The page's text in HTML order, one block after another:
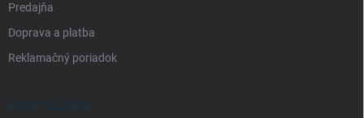
Predajňa
Doprava a platba
Reklamačný poriadok
NAŠE SLUŽBY